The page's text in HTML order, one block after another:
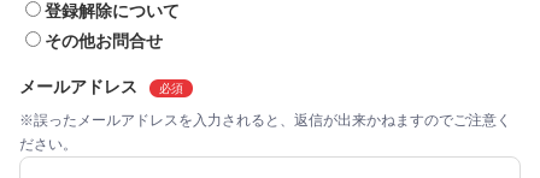
登録解除について
その他お問合せ
メールアドレス 必須
※誤ったメールアドレスを入力されると、返信が出来かねますのでご注意く
ださい。